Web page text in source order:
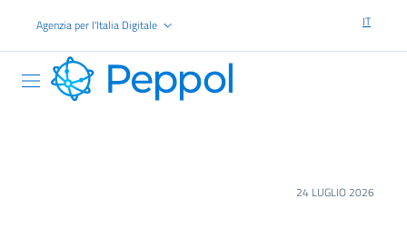
Vai al contenuto principale
Agenzia per l'Italia Digitale IT
24 LUGLIO 2026